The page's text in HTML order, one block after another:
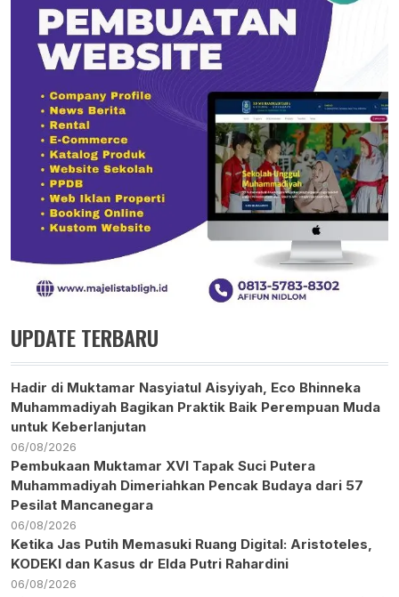
UPDATE TERBARU
Hadir di Muktamar Nasyiatul Aisyiyah, Eco Bhinneka
Muhammadiyah Bagikan Praktik Baik Perempuan Muda
untuk Keberlanjutan
06/08/2026
Pembukaan Muktamar XVI Tapak Suci Putera
Muhammadiyah Dimeriahkan Pencak Budaya dari 57
Pesilat Mancanegara
06/08/2026
Ketika Jas Putih Memasuki Ruang Digital: Aristoteles,
KODEKI dan Kasus dr Elda Putri Rahardini
06/08/2026